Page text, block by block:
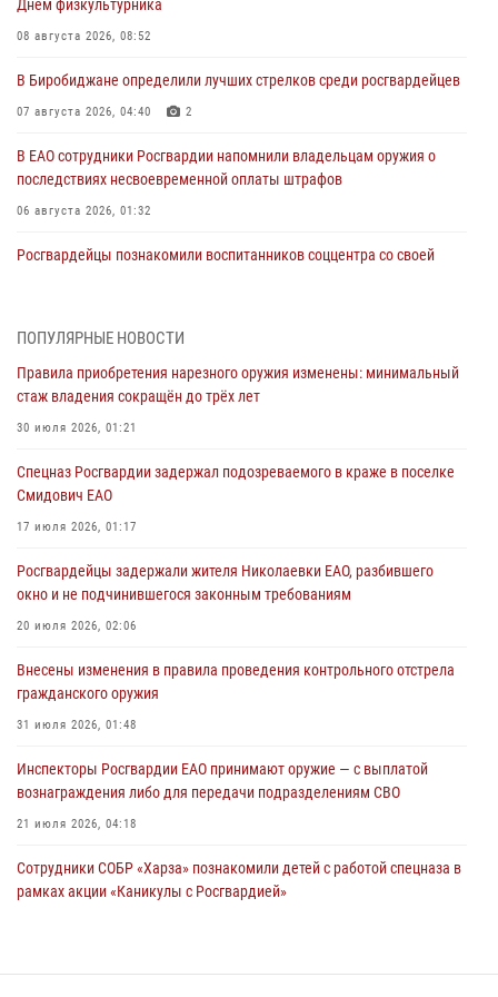
Днем физкультурника
08 августа 2026, 08:52
В Биробиджане определили лучших стрелков среди росгвардейцев
07 августа 2026, 04:40 2
В ЕАО сотрудники Росгвардии напомнили владельцам оружия о
последствиях несвоевременной оплаты штрафов
06 августа 2026, 01:32
Росгвардейцы познакомили воспитанников соццентра со своей
04 августа 2026, 06:23
Сотрудники Росгвардии напомнили жителям Еврейской автономии
03 августа 2026, 05:59
Директор Росгвардии Герой России генерал армии Виктор Золотов
праздником
01 августа 2026, 10:23
Российской Федерации
01 августа 2026, 10:21
ПОПУЛЯРНЫЕ НОВОСТИ
Правила приобретения нарезного оружия изменены: минимальный
стаж владения сокращён до трёх лет
30 июля 2026, 01:21
Спецназ Росгвардии задержал подозреваемого в краже в поселке
Смидович ЕАО
17 июля 2026, 01:17
Росгвардейцы задержали жителя Николаевки ЕАО, разбившего
окно и не подчинившегося законным требованиям
20 июля 2026, 02:06
Внесены изменения в правила проведения контрольного отстрела
гражданского оружия
31 июля 2026, 01:48
Инспекторы Росгвардии ЕАО принимают оружие — с выплатой
вознаграждения либо для передачи подразделениям СВО
21 июля 2026, 04:18
Сотрудники СОБР «Харза» познакомили детей с работой спецназа в
рамках акции «Каникулы с Росгвардией»